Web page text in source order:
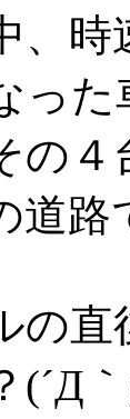
、時
った
の４
道
の
(´Д